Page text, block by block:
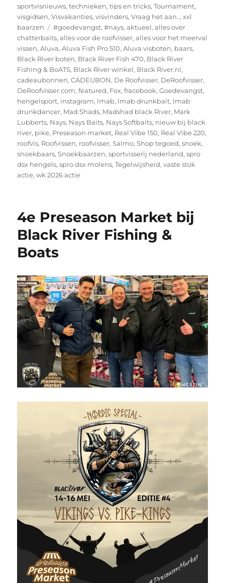
sportvisnieuws,technieken,tips en tricks,Tournament,
visgidsen,Visvakanties,visvinders,Vraag het aan..,xxl
baarzen
Tags
#goedevangst,#nays,aktueel,alles over
chatterbaits,alles voor de roofvisser,alles voor het meerval
vissen,Aluva,Aluva Fish Pro 510,Aluva visboten, baars,
Black River boten, Black River Fish 470, Black River
Fishing & BoATS, Black River winkel, Black River.nl,
cadeaubonnen,CADEUBON, De Roofvisser, DeRoofvisser,
DeRoofvisser.com,featured, Fox,fracebook,Goedevangst,
hengelsport, instagram, lmab, lmab drunkbait, lmab
drunkdancer, Mad Shads, Madshad black River, Mark
Lubberts, Nays, Nays Baits, Nays Softbaits, nieuw bij black
river, pike, Preseason market, Real Vibe 150, Real Vibe 220,
roofvis, Roofvissen, roofvisser,Salmo,Shop tegoed,snoek,
snoekbaars,Snoekbaarzen,sportvisserij nederland,spro
dsx hengels,spro dsx molens,Tegelwijsheid,vaste stok
actie,wk 2026 actie
4e Preseason Market bij
Black River Fishing &
Boats